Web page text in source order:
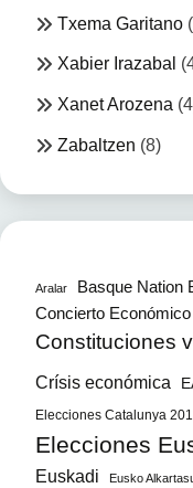
Txema Garitano
Xabier Irazabal
Xanet Arozena
Zabaltzen (8)
Aralar Basque Nation
Concierto Económico
Constituciones
Crísis económica
Elecciones Catalunya
Elecciones
Euskadi Eusko